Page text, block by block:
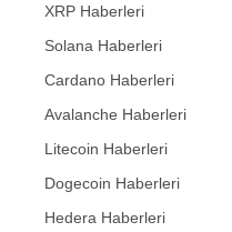
XRP Haberleri
Solana Haberleri
Cardano Haberleri
Avalanche Haberleri
Litecoin Haberleri
Dogecoin Haberleri
Hedera Haberleri